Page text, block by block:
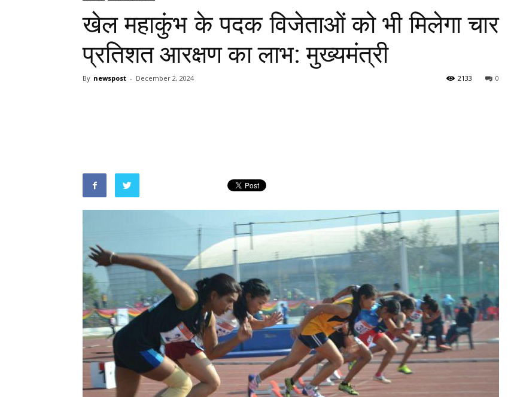
खेल महाकुंभ के पदक विजेताओं को भी मिलेगा चार
प्रतिशत आरक्षण का लाभ: मुख्यमंत्री
By newspost - December 2, 2024 0
2133